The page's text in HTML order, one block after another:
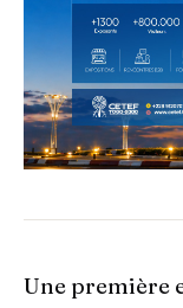
Une première